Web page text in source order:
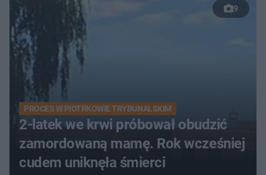
9
PROCES W PIOTRKOWIE TRYBUNALSKIM
2-latek we krwi próbował obudzić
zamordowaną mamę. Rok wcześniej
cudem uniknęła śmierci